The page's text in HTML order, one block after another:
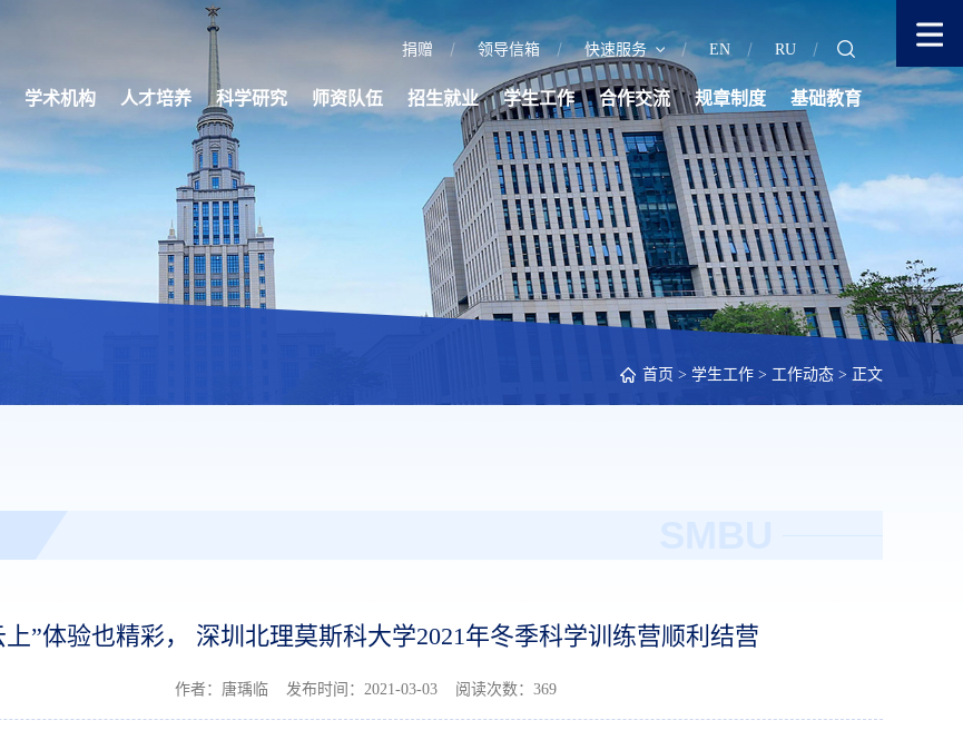
捐赠 领导信箱 快速服务 EN RU
学术机构 人才培养 科学研究 师资队伍 招生就业 学生工作 合作交流 规章制度 基础教育
首页 > 学生工作 > 工作动态 > 正文
上”体验也精彩， 深圳北理莫斯科大学2021年冬季科学训练营顺利结营
作者：唐瑀临 发布时间：2021-03-03 阅读次数： 369